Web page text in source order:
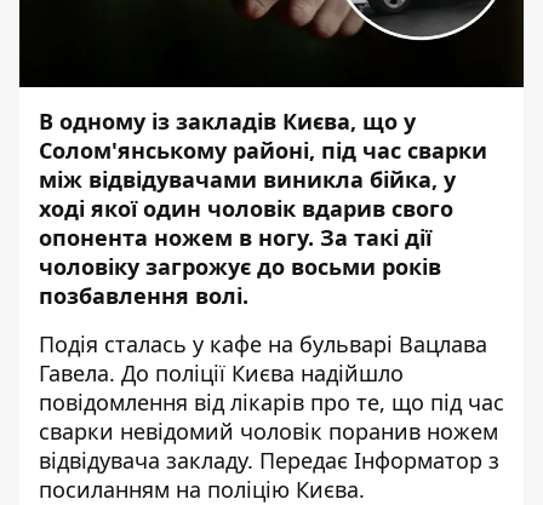
В одному із закладів Києва, що у
Солом'янському районі, під час сварки
між відвідувачами виникла бійка, у
ході якої один чоловік вдарив свого
опонента ножем в ногу. За такі дії
чоловіку загрожує до восьми років
позбавлення волі.
Подія сталась у кафе на бульварі Вацлава
Гавела. До поліції Києва надійшло
повідомлення від лікарів про те, що під час
сварки невідомий чоловік поранив ножем
відвідувача закладу. Передає Інформатор з
посиланням на поліцію Києва.